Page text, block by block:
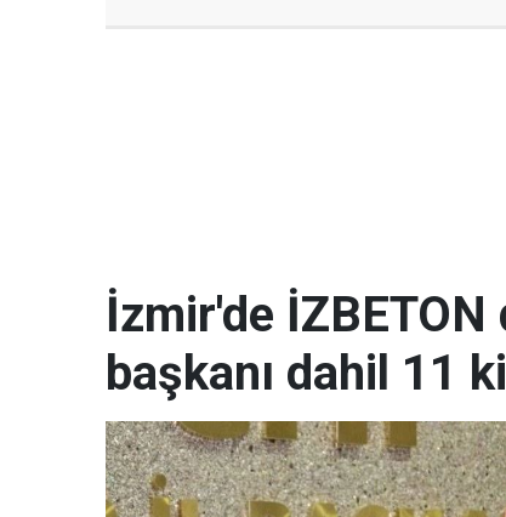
İzmir'de İZBETON
başkanı dahil 11